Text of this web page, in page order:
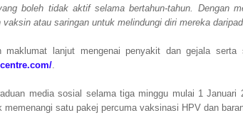
boleh tidak aktif selama bertahun-tahun. Dengan
atau saringan untuk melindungi diri mereka
maklumat lanjut mengenai penyakit dan gejala
.
media sosial selama tiga minggu mulai 1
memenangi satu pakej percuma vaksinasi HPV dan